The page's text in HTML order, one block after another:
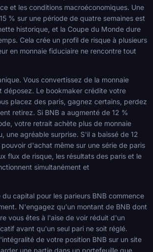
et les conditions macroéconomiques. Une
% sur une période de quatre semaines est
historique, et la Coupe du Monde dure
Cela crée un profil de risque à plusieurs
en monnaie fiduciaire ne rencontre tout
Vous convertissez de la monnaie
déposez. Le bookmaker crédite votre
placez des paris, gagnez certains, perdez
retirez. Si BNB a augmenté de 12 %
votre retrait achète plus de monnaie
une agréable surprise. S'il a baissé de 12
d'achat même sur une série de paris
flux de risque, les résultats des paris et le
simultanément et
capital pour les parieurs BNB commence
N'engagez qu'un montant de BNB dont
vous êtes à l'aise de voir réduit d'un
avant qu'un seul pari ne soit réglé.
de votre position BNB sur un site
une partie dans un portefeuille que